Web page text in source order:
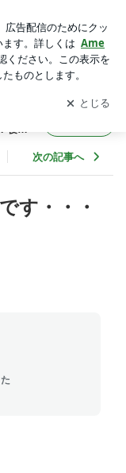
むくみ・頭痛のお悩
泄で体質改善
を受け取りまし
開く
寝て
次の記事へ
す・・・